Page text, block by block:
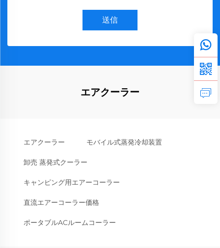
送信
エアクーラー
エアクーラー モバイル式蒸発冷却装置
卸売 蒸発式クーラー
キャンピング用エアーコーラー
直流エアーコーラー価格
ポータブルACルームコーラー